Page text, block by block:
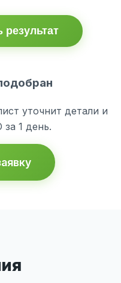
результат
уточнит детали и
1 день.